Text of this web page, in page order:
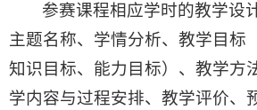
参赛课程相应学时的教学设
主题名称、学情分析、教学目标
知识目标、能力目标）、教学方
学内容与过程安排、教学评价、